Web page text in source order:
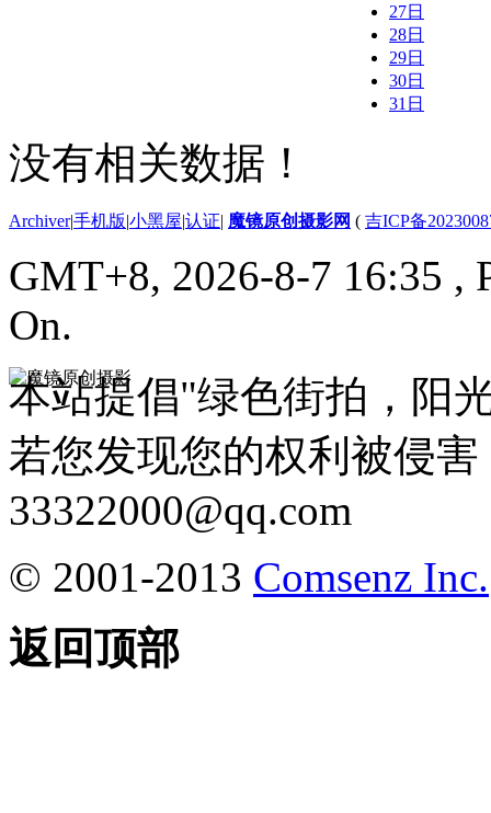
27日
28日
29日
30日
31日
没有相关数据！
Archiver|手机版|小黑屋|认证| 魔镜原创摄影网 ( 吉ICP备
GMT+8, 2026-8-7 16:35 ,
On.
本站提倡"绿色街拍，阳
若您发现您的权利被侵
33322000@qq.com
© 2001-2013 Comsenz Inc.
返回顶部